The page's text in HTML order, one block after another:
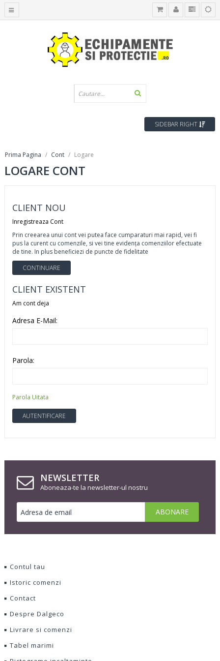
SIDEBAR RIGHT
Prima Pagina Cont Logare
LOGARE CONT
CLIENT NOU
Inregistreaza Cont
Prin creearea unui cont vei putea face cumparaturi mai rapid, vei fi
pus la curent cu comenzile, si vei tine evidenţa comenziilor efectuate
de tine. In plus beneficiezi de puncte de fidelitate
CONTINUARE
CLIENT EXISTENT
Am cont deja
Adresa E-Mail:
Parola:
Parola Uitata
NEWSLETTER
Aboneaza-te la newsletter-ul nostru
Contul tau
Istoric comenzi
Contact
Despre Dalgeco
Livrare si comenzi
Tabel marimi